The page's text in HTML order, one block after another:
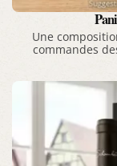
Une
commandes